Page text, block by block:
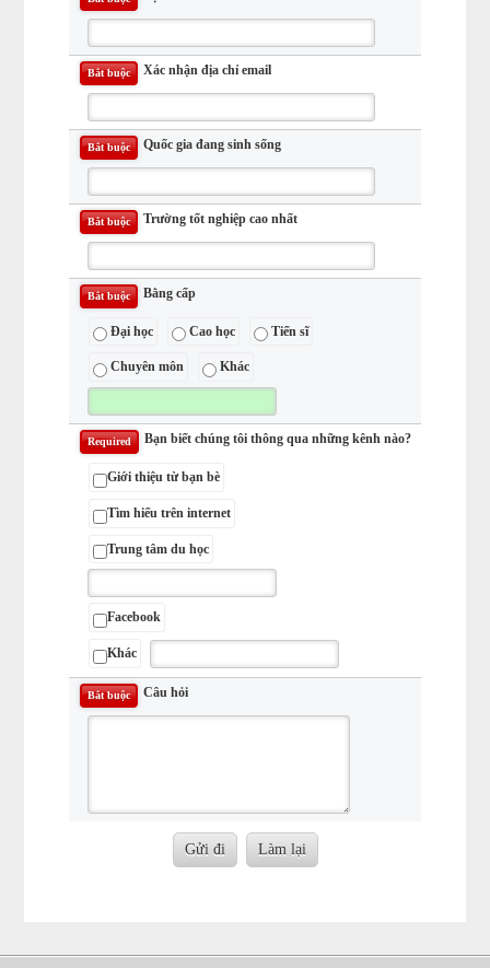
Bắt buộc Xác nhận địa chỉ email
Bắt buộc Quốc gia đang sinh sống
Bắt buộc Trường tốt nghiệp cao nhất
Bắt buộc Bằng cấp
Đại học Cao học Tiến sĩ
Chuyên môn Khác
Required Bạn biết chúng tôi thông qua những kênh nào?
Giới thiệu từ bạn bè
Tìm hiểu trên internet
Trung tâm du học
Facebook
Khác
Bắt buộc Câu hỏi
Gửi đi Làm lại